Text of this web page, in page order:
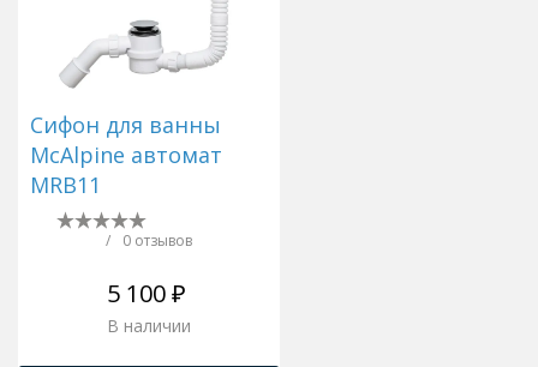
Сифон для ванны
McAlpine автомат
MRB11
/ 0 отзывов
5 100 ₽
В наличии